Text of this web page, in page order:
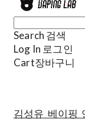
Search 검색
Log In 로그인
Cart장바구니
김성유 베이핑